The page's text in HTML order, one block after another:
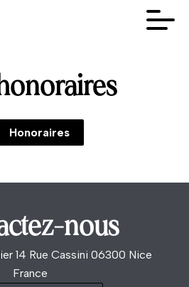
Honoraires
nous
14 Rue Cassini 06300 Nice
France